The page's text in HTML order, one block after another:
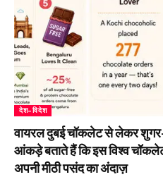
देश-विदेश
वायरल दुबई चॉकलेट से लेकर शुगर-
आंकड़े बताते हैं कि इस विश्व
अपनी मीठी पसंद का अंदाज़